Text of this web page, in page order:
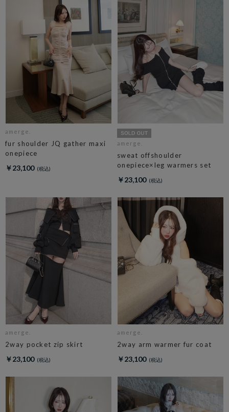
amerge.
fur shoulder JQ gather maxi
onepiece
￥23,100
amerge.
sweat offshoulder
onepiece×leg warmers set
￥23,100
amerge.
2way pocket zip skirt
￥23,100
amerge.
2way arm warmer fur coat
￥23,100